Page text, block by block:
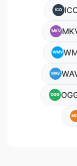
ICO
MKV
WMV
WAV
OGG